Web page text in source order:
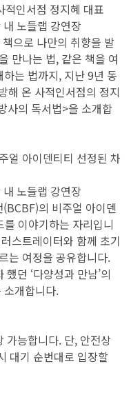
적인서점 정지혜 대표
노들랩 강연장
으로 나만의 취향을 발
만나는 법, 같은 책을 여
는 법까지, 지난 9년 동
해 온 사적인서점의 정지
사의 독서법>을 소개합
얼 아이덴티티 선정된 차
노들랩 강연장
의 비주얼 아이덴
이야기하는 자리입니
스트레이터와 함께 초기
는 여정을 공유합니다.
던 ‘다양성과 만남’의
소개합니다.
가능합니다. 단, 안전상
대기 순번대로 입장할